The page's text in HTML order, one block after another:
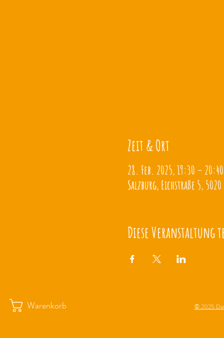
Zeit & Ort
28. Feb. 2025, 19:30 – 20:40
Salzburg, Eichstraße 5,
Diese Veranstaltung
Warenkorb © 2025